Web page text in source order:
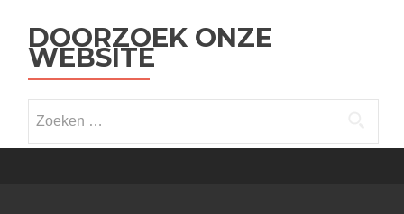
DOORZOEK ONZE
WEBSITE
naar: